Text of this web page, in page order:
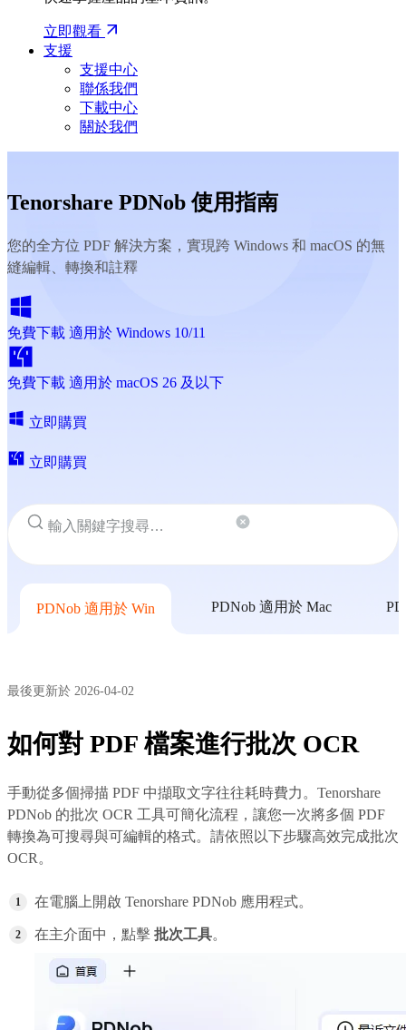
立即觀看
支援
支援中心
聯係我們
下載中心
關於我們
Tenorshare PDNob 使用指南
您的全方位 PDF 解決方案，實現跨 Windows 和 macOS 的無
縫編輯、轉換和註釋
免費下載 適用於 Windows 10/11
免費下載 適用於 macOS 26 及以下
立即購買
立即購買
PDNob 適用於 Win PDNob 適用於 Mac
最後更新於 2026-04-02
如何對 PDF 檔案進行批次 OCR
手動從多個掃描 PDF 中擷取文字往往耗時費力。Tenorshare
PDNob 的批次 OCR 工具可簡化流程，讓您一次將多個 PDF
轉換為可搜尋與可編輯的格式。請依照以下步驟高效完成批次
OCR。
在電腦上開啟 Tenorshare PDNob 應用程式。
在主介面中，點擊 批次工具。